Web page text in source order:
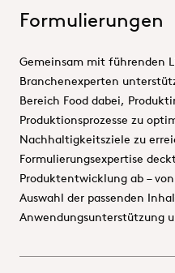
Formulierungen
Gemeinsam mit führenden
Branchenexperten
Bereich Food dabei,
Produktionsprozesse zu
Nachhaltigkeitsziele zu
Formulierungsexpertise
Produktentwicklung ab –
Auswahl der passenden
Anwendungsunterstützung